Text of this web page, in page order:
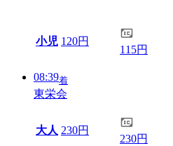
小児 120円
115円
08:39着
東栄会
大人 230円
230円